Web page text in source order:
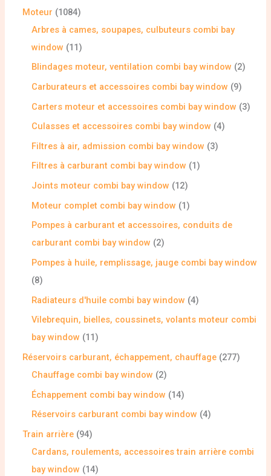
Moteur
1084
Arbres à cames, soupapes, culbuteurs combi bay
window
11
Blindages moteur, ventilation combi bay window
2
Carburateurs et accessoires combi bay window
9
Carters moteur et accessoires combi bay window
3
Culasses et accessoires combi bay window 4
Filtres à air, admission combi bay window
3
Filtres à carburant combi bay window
1
Joints moteur combi bay window
12
Moteur complet combi bay window
1
Pompes à carburant et accessoires, conduits de
carburant combi bay window
2
Pompes à huile, remplissage, jauge combi bay window
8
Radiateurs d'huile combi bay window 4
Vilebrequin, bielles, coussinets, volants moteur combi
bay window
11
Réservoirs carburant, échappement, chauffage 277
Chauffage combi bay window
2
Échappement combi bay window
14
Réservoirs carburant combi bay window 4
Train arrière 94
Cardans, roulements, accessoires train arrière combi
bay window
14